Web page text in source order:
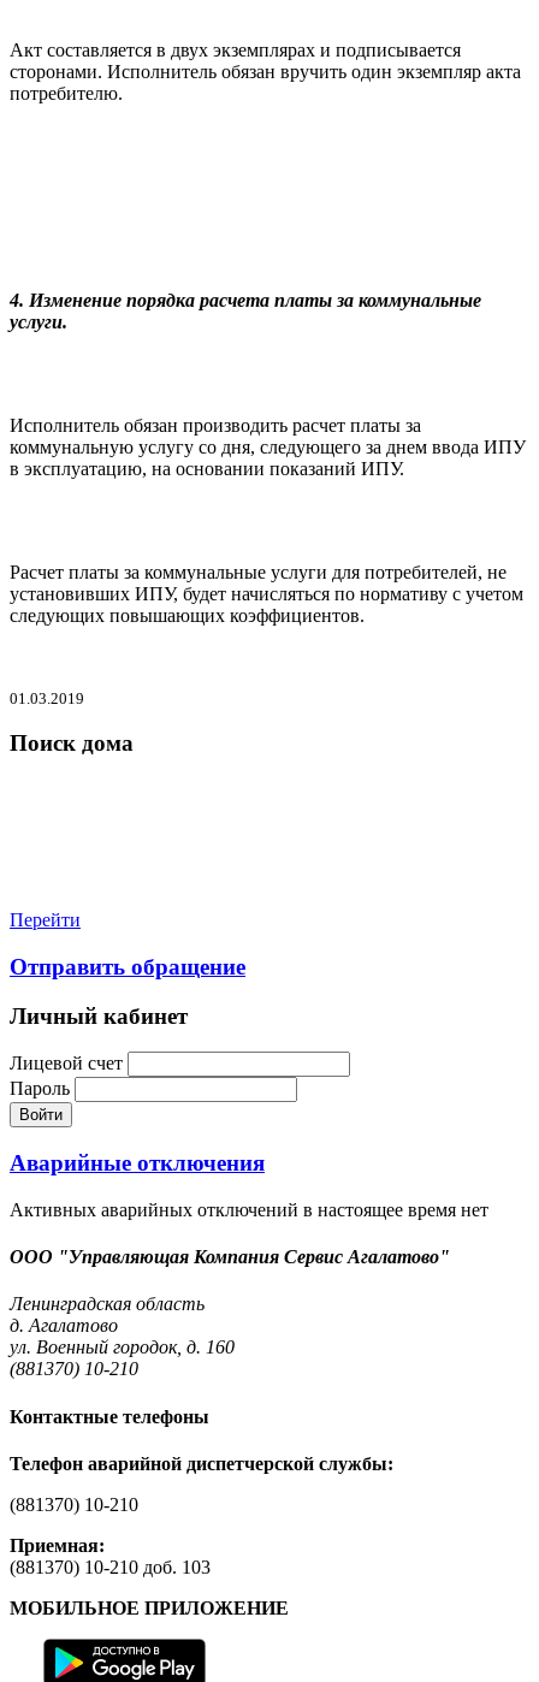
Акт составляется в двух экземплярах и подписывается
сторонами. Исполнитель обязан вручить один экземпляр акта
потребителю.
4. Изменение порядка расчета платы за коммунальные
услуги.
Исполнитель обязан производить расчет платы за
коммунальную услугу со дня, следующего за днем ввода ИПУ
в эксплуатацию, на основании показаний ИПУ.
Расчет платы за коммунальные услуги для потребителей, не
установивших ИПУ, будет начисляться по нормативу с учетом
следующих повышающих коэффициентов.
01.03.2019
Поиск дома
Перейти
Отправить обращение
Личный кабинет
Лицевой счет
Пароль
Войти
Аварийные отключения
Активных аварийных отключений в настоящее время нет
ООО "Управляющая Компания Сервис Агалатово"
Ленинградская область
д. Агалатово
ул. Военный городок, д. 160
(881370) 10-210
Контактные телефоны
Телефон аварийной диспетчерской службы:
(881370) 10-210
Приемная:
(881370) 10-210 доб. 103
МОБИЛЬНОЕ ПРИЛОЖЕНИЕ